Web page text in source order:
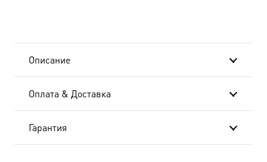
Описание
Оплата & Доставка
Гарантия